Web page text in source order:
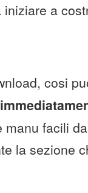
a
cosi
manu facili
la sezione